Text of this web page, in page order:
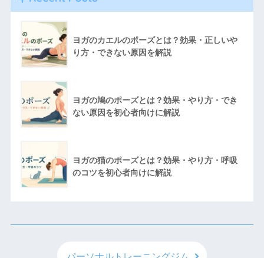
ヨガのカエルのポーズとは？効果・正しいや
り方・できない原因を解説
ヨガの鳩のポーズとは？効果・やり方・でき
ない原因を初心者向けに解説
ヨガの猫のポーズとは？効果・やり方・呼吸
のコツを初心者向けに解説